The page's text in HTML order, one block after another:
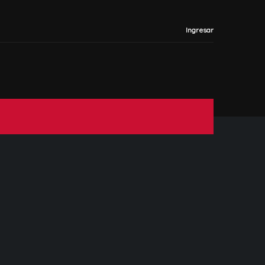
Ingresar